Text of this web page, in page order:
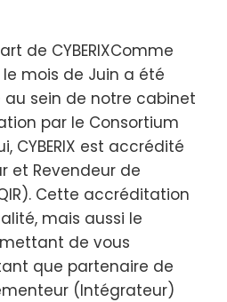
de CYBERIXComme
mois de Juin a été
sein de notre cabinet
par le Consortium
CYBERIX est accrédité
et Revendeur de
Cette accréditation
mais aussi le
de vous
que partenaire de
(Intégrateur)